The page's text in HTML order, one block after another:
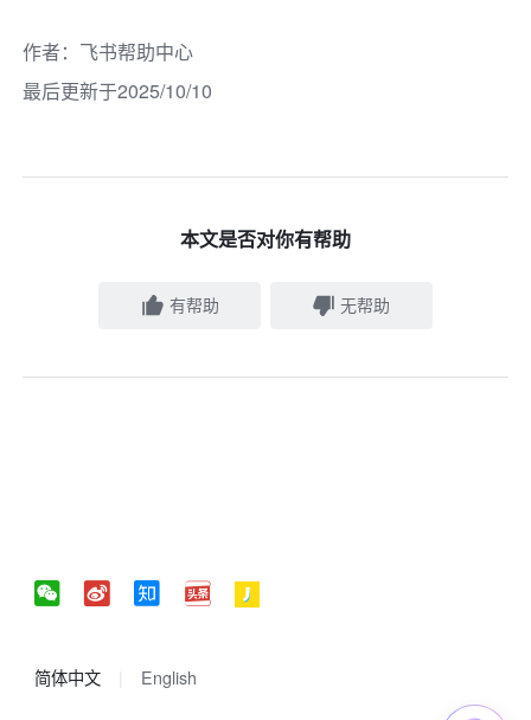
作者： 飞书帮助中心
最后更新于2025/10/10
本文是否对你有帮助
有帮助 无帮助
简体中文 English